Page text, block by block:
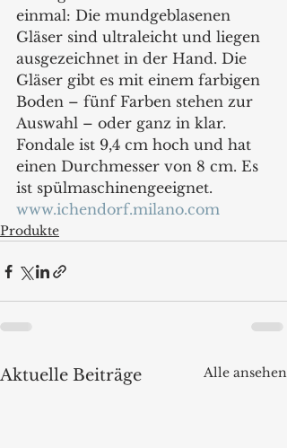
einmal: Die mundgeblasenen
Gläser sind ultraleicht und liegen
ausgezeichnet in der Hand. Die
Gläser gibt es mit einem farbigen
Boden – fünf Farben stehen zur
Auswahl – oder ganz in klar.
Fondale ist 9,4 cm hoch und hat
einen Durchmesser von 8 cm. Es
ist spülmaschinengeeignet.
www.ichendorf.milano.com
Produkte
Aktuelle Beiträge Alle ansehen